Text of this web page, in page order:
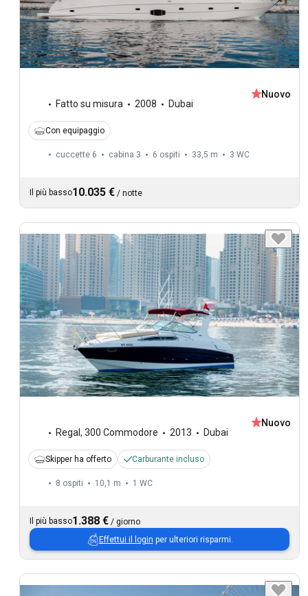
Fatto su misura 2008 Dubai
Nuovo
Con equipaggio
cuccette 6 cabina 3 6 ospiti 33,5 m 3 WC
Il più basso10.035 € / notte
Regal, 300 Commodore 2013 Dubai
Nuovo
Skipper ha offerto Carburante incluso
8 ospiti 10,1 m 1 WC
Il più basso1.388 € / giorno
Effettui il login per ulteriori risparmi.